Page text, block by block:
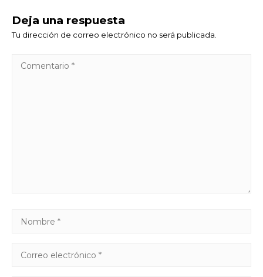
Deja una respuesta
Tu dirección de correo electrónico no será publicada.